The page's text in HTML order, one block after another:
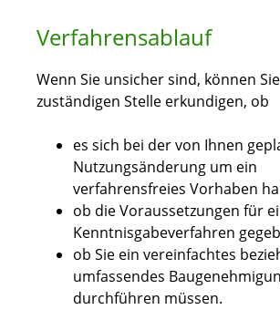
Verfahrensablauf
Wenn Sie unsicher sind, können
zuständigen Stelle erkundigen, ob
es sich bei der von Ihnen
Nutzungsänderung um ein
verfahrensfreies Vorhaben
ob die Voraussetzungen für
Kenntnisgabeverfahren
ob Sie ein vereinfachtes
umfassendes
durchführen müssen.